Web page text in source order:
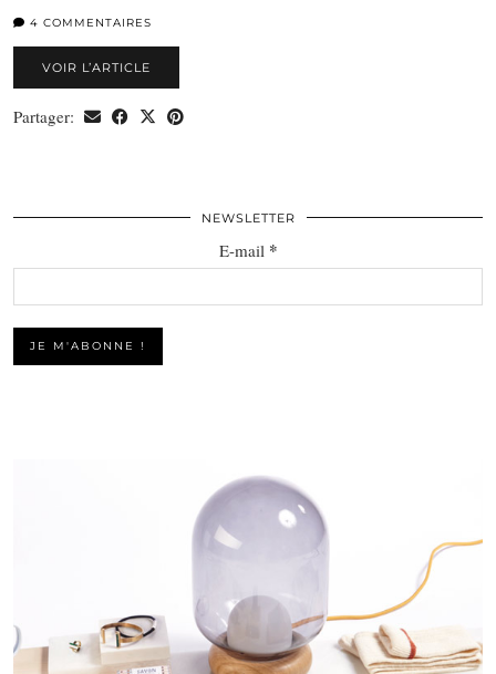
4 COMMENTAIRES
VOIR L’ARTICLE
Partager:
NEWSLETTER
E-mail *